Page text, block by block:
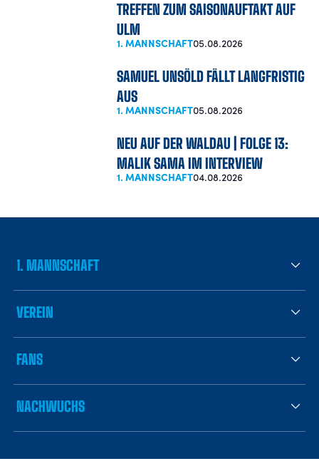
TREFFEN ZUM SAISONAUFTAKT AUF
ULM
1. MANNSCHAFT05.08.2026
SAMUEL UNSÖLD FÄLLT LANGFRISTIG
AUS
1. MANNSCHAFT05.08.2026
NEU AUF DER WALDAU | FOLGE 13:
MALIK SAMA IM INTERVIEW
1. MANNSCHAFT04.08.2026
1. MANNSCHAFT
VEREIN
FANS
NACHWUCHS